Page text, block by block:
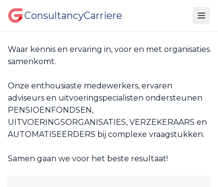
ConsultancyCarriere
Waar kennis en ervaring in, voor en met organisaties
samenkomt.
Onze enthousiaste medewerkers, ervaren
adviseurs en uitvoeringspecialisten ondersteunen
PENSIOENFONDSEN,
UITVOERINGSORGANISATIES, VERZEKERAARS en
AUTOMATISEERDERS bij complexe vraagstukken.
Samen gaan we voor het beste resultaat!